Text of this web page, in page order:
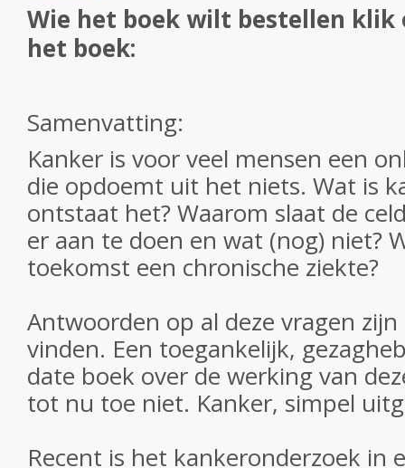
Wie het boek wilt bestellen klik
het boek:
Samenvatting:
Kanker is voor veel mensen een
die opdoemt uit het niets. Wat is
ontstaat het? Waarom slaat de
er aan te doen en wat (nog) niet?
toekomst een chronische ziekte?
Antwoorden op al deze vragen
vinden. Een toegankelijk,
date boek over de werking van
tot nu toe niet. Kanker, simpel
Recent is het kankeronderzoek in